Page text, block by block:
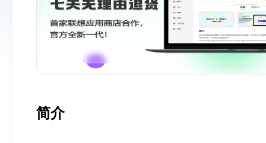
简介